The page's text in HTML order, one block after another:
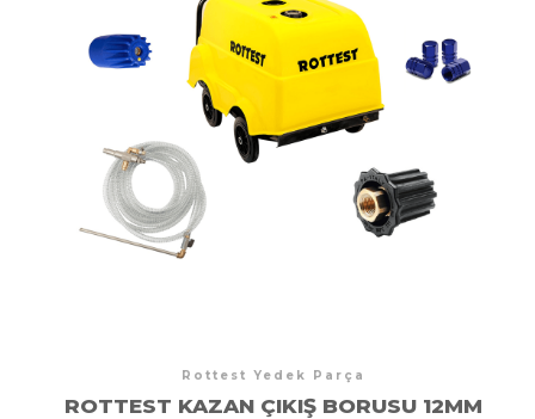
Rottest Yedek Parça
ROTTEST KAZAN ÇIKIŞ BORUSU 12MM